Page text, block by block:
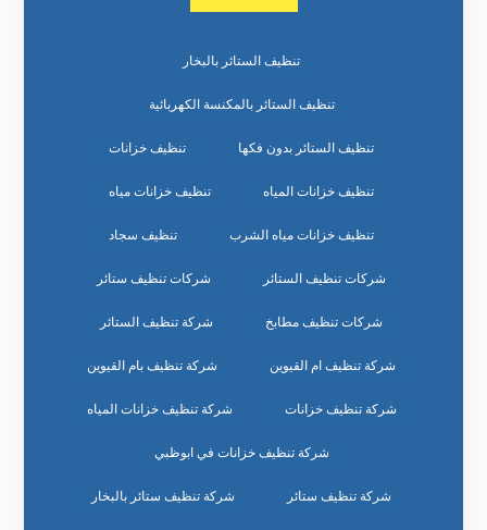
تنظيف الستائر بالبخار
تنظيف الستائر بالمكنسة الكهربائية
تنظيف الستائر بدون فكها تنظيف خزانات
تنظيف خزانات المياه تنظيف خزانات مياه
تنظيف خزانات مياه الشرب تنظيف سجاد
شركات تنظيف الستائر شركات تنظيف ستائر
شركات تنظيف مطابخ شركة تنظيف الستائر
شركة تنظيف ام القيوين شركة تنظيف بام القيوين
شركة تنظيف خزانات شركة تنظيف خزانات المياه
شركة تنظيف خزانات في ابوظبي
شركة تنظيف ستائر شركة تنظيف ستائر بالبخار